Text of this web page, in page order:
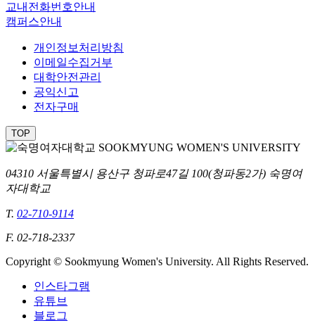
교내전화번호안내
캠퍼스안내
개인정보처리방침
이메일수집거부
대학안전관리
공익신고
전자구매
TOP
04310 서울특별시 용산구 청파로47길 100(청파동2가) 숙명여
자대학교
T. 02-710-9114
F. 02-718-2337
Copyright © Sookmyung Women's University. All Rights Reserved.
인스타그램
유튜브
블로그